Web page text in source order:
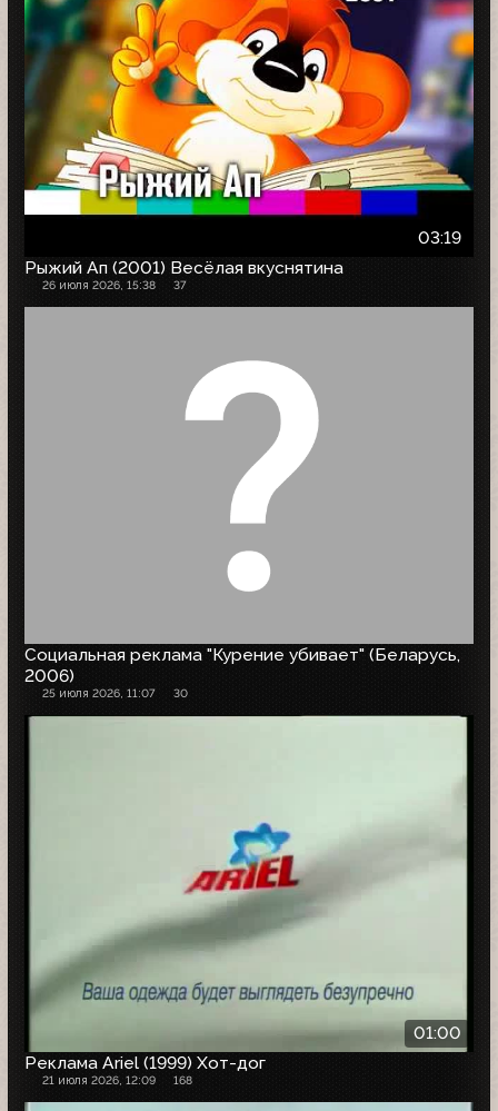
03:19
Рыжий Ап (2001) Весёлая вкуснятина
26 июля 2026, 15:38 37
Социальная реклама "Курение убивает" (Беларусь,
2006)
25 июля 2026, 11:07 30
01:00
Реклама Ariel (1999) Хот-дог
21 июля 2026, 12:09 168